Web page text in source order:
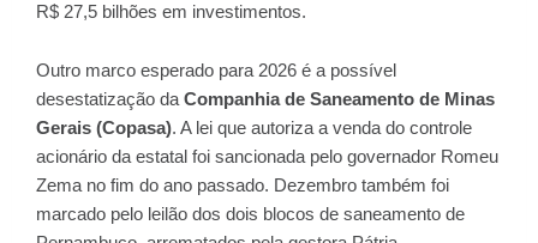
R$ 27,5 bilhões em investimentos.
Outro marco esperado para 2026 é a possível
desestatização da Companhia de Saneamento de Minas
Gerais (Copasa). A lei que autoriza a venda do controle
acionário da estatal foi sancionada pelo governador Romeu
Zema no fim do ano passado. Dezembro também foi
marcado pelo leilão dos dois blocos de saneamento de